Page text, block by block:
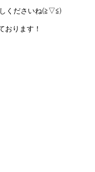
くださいね(≧▽≦)
おります！